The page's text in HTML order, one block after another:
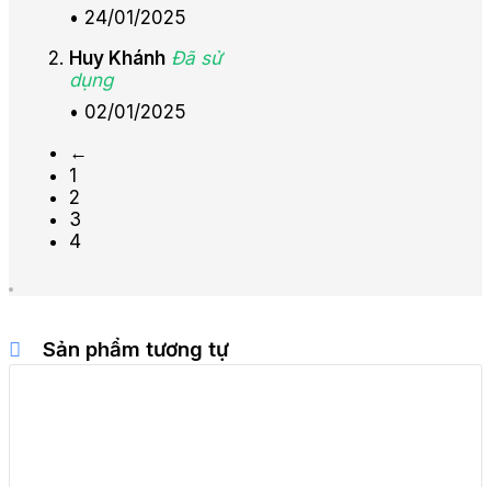
• 24/01/2025
Huy Khánh Đã sử
dụng
• 02/01/2025
←
1
2
3
4
Sản phẩm tương tự